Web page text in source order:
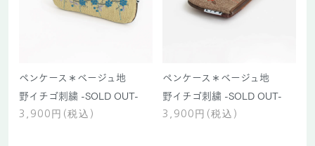
ペンケース＊ベージュ地
野イチゴ刺繍 -SOLD OUT-
3,900円(税込)
ペンケース＊ベージュ地
野イチゴ刺繍 -SOLD OUT-
3,900円(税込)